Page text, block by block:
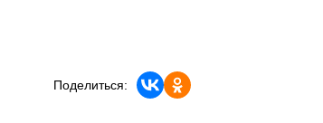
Поделиться: